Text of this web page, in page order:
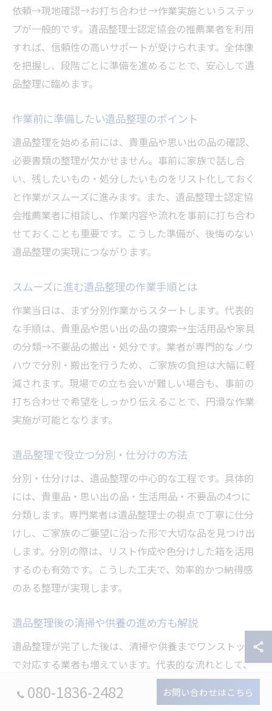
依頼→現地確認→お打ち合わせ→作業実施というステッ
プが一般的です。遺品整理士認定協会の推薦業者を利用
すれば、信頼性の高いサポートが受けられます。全体像
を把握し、段階ごとに準備を進めることで、安心して遺
品整理に臨めます。
作業前に準備したい遺品整理のポイント
遺品整理を始める前には、貴重品や思い出の品の確認、
必要書類の整理が欠かせません。事前に家族で話し合
い、残したいもの・処分したいものをリスト化しておく
と作業がスムーズに進みます。また、遺品整理士認定協
会推薦業者に相談し、作業内容や流れを事前に打ち合わ
せておくことも重要です。こうした準備が、後悔のない
遺品整理の実現につながります。
スムーズに進む遺品整理の作業手順とは
作業当日は、まず分別作業からスタートします。代表的
な手順は、貴重品や思い出の品の捜索→生活用品や家具
の分類→不要品の搬出・処分です。業者が専門的なノウ
ハウで分別・搬出を行うため、ご家族の負担は大幅に軽
減されます。現場での立ち会いが難しい場合も、事前の
打ち合わせで希望をしっかり伝えることで、円滑な作業
実施が可能となります。
遺品整理で役立つ分別・仕分けの方法
分別・仕分けは、遺品整理の中心的な工程です。具体的
には、貴重品・思い出の品・生活用品・不要品の4つに
分類します。専門業者は遺品整理士の視点で丁寧に仕分
けし、ご家族のご要望に沿った形で大切な品を見つけ出
します。分別の際は、リスト作成や色分けした箱を活用
するのも有効です。こうした工夫で、効率的かつ納得感
のある整理が実現します。
遺品整理後の清掃や供養の進め方も解説
遺品整理が完了した後は、清掃や供養までワンストップ
で対応する業者も増えています。代表的な流れとして、
整理後の室内清掃→ご供養希望品の取り扱い→最終確認
という手順です。ご供養については、ご家族の意向や宗
080-1836-2482 お問い合わせはこちら